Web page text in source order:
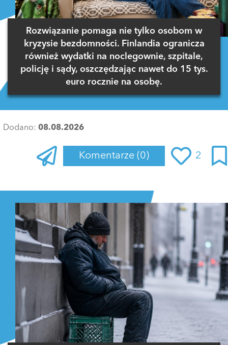
Rozwiązanie pomaga nie tylko osobom w
kryzysie bezdomności. Finlandia ogranicza
również wydatki na noclegownie, szpitale,
policję i sądy, oszczędzając nawet do 15 tys.
euro rocznie na osobę.
Dodano: 08.08.2026
Komentarze (0) 2